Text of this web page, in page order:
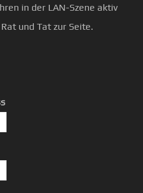
in der LAN-Szene aktiv
und Tat zur Seite.